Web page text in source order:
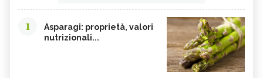
1
Asparagi: proprietà, valori
nutrizionali...